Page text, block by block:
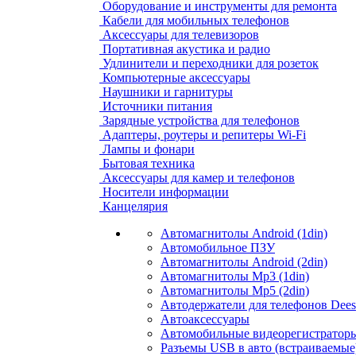
Оборудование и инструменты для ремонта
Кабели для мобильных телефонов
Аксессуары для телевизоров
Портативная акустика и радио
Удлинители и переходники для розеток
Компьютерные аксессуары
Наушники и гарнитуры
Источники питания
Зарядные устройства для телефонов
Адаптеры, роутеры и репитеры Wi-Fi
Лампы и фонари
Бытовая техника
Аксессуары для камер и телефонов
Носители информации
Канцелярия
Автомагнитолы Android (1din)
Автомобильное ПЗУ
Автомагнитолы Android (2din)
Автомагнитолы Mp3 (1din)
Автомагнитолы Mp5 (2din)
Автодержатели для телефонов
Автоаксессуары
Автомобильные
Разъемы USB в авто